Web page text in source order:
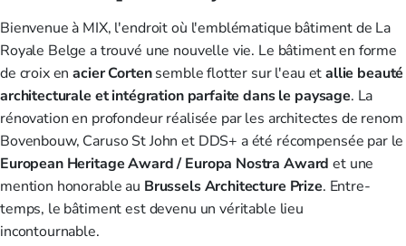
Bienvenue à MIX, l'endroit où l'emblématique bâtiment de La
Royale Belge a trouvé une nouvelle vie. Le bâtiment en forme
de croix enacier Cortensemble flotter sur l'eau etallie beauté
architecturale et intégration parfaite dans le paysage. La
rénovation en profondeur réalisée par les architectes de renom
Bovenbouw, Caruso St John et DDS+ a été récompensée par le
European Heritage Award / Europa Nostra Award et une
mention honorable au Brussels Architecture Prize. Entre-
temps, le bâtiment est devenu un véritable lieu
incontournable.